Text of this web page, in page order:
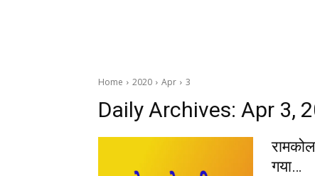
Home 2020 Apr 3
Daily Archives: Apr 3,
गया…